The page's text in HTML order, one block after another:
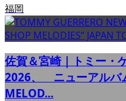
福岡
佐賀＆宮崎｜トミー・
2026、 ニューアルバ
MELOD...